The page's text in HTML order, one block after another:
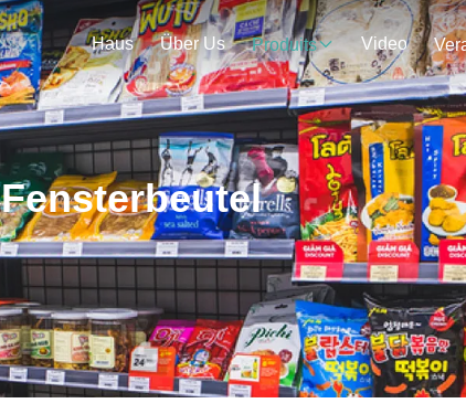
Haus Über Us Produits Video
Fensterbeutel